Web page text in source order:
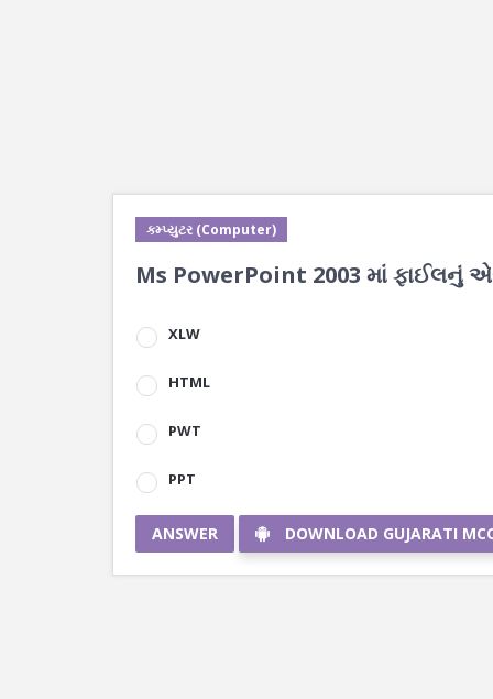
કમ્પ્યુટર (Computer)
Ms PowerPoint 2003 માં ફાઈલનું
XLW
HTML
PWT
PPT
ANSWER DOWNLOAD GUJARATI